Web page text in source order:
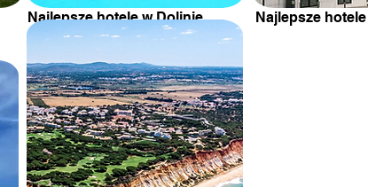
Najlepsze hotele w Dolinie
Duero
Najlepsze